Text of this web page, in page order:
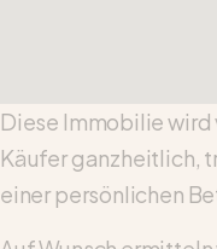
Diese Immobilie
Käufer ganzheitlich,
einer persönlichen